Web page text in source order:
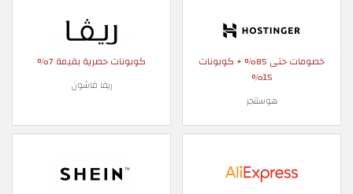
خصومات حتى 85% + كوبونات
15%
هوستنجر
كوبونات حصرية بقيمة 7%
ريفا فاشون